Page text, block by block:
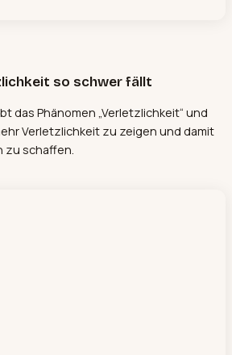
so schwer fällt
das Phänomen „Verletzlichkeit“ und
Verletzlichkeit zu zeigen und damit
zu schaffen.